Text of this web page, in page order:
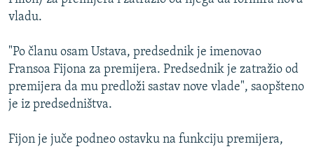
RSE PRIČE IZ SVIJETA
ISPRIČAJ MI
DNEVNO@RSE
SPECIJALI RSE
GENOCID U SREBRENICI
vladu.
"Po članu osam Ustava, predsednik je imenovao
Fransoa Fijona za premijera. Predsednik je zatražio od
premijera da mu predloži sastav nove vlade", saopšteno
je iz predsedništva.
Fijon je juče podneo ostavku na funkciju premijera,